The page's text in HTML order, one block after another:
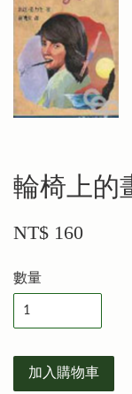
輪椅上的
NT$ 160
數量
加入購物車